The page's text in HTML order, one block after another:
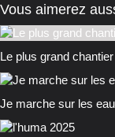
Vous aimerez
Le plus grand
Je marche sur les